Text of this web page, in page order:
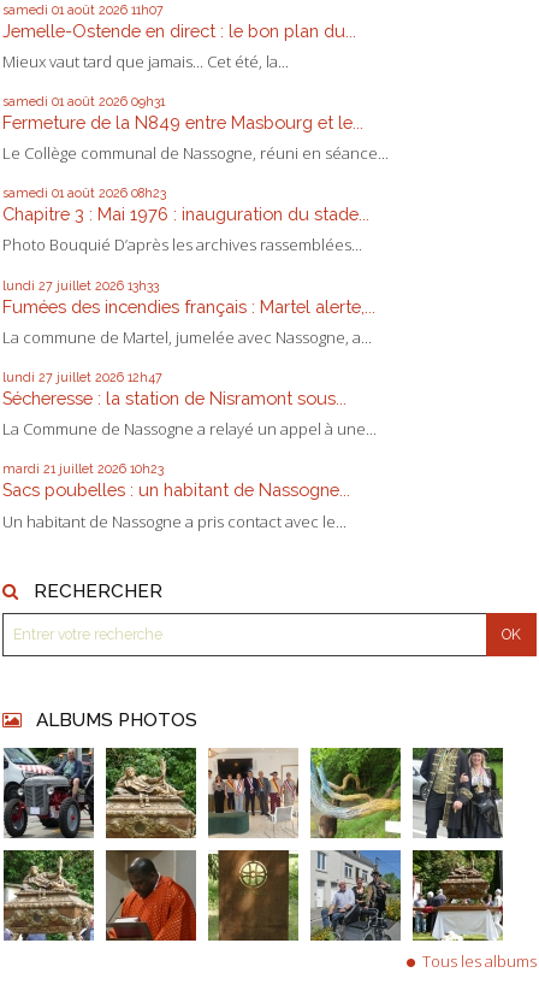
samedi 01 août 2026 11h07
Jemelle-Ostende en direct : le bon plan du...
Mieux vaut tard que jamais... Cet été, la...
samedi 01 août 2026 09h31
Fermeture de la N849 entre Masbourg et le...
Le Collège communal de Nassogne, réuni en séance...
samedi 01 août 2026 08h23
Chapitre 3 : Mai 1976 : inauguration du stade...
Photo Bouquié D’après les archives rassemblées...
lundi 27 juillet 2026 13h33
Fumées des incendies français : Martel alerte,...
La commune de Martel, jumelée avec Nassogne, a...
lundi 27 juillet 2026 12h47
Sécheresse : la station de Nisramont sous...
La Commune de Nassogne a relayé un appel à une...
mardi 21 juillet 2026 10h23
Sacs poubelles : un habitant de Nassogne...
Un habitant de Nassogne a pris contact avec le...
RECHERCHER
ALBUMS PHOTOS
Tous les albums